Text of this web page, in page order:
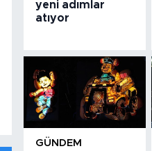
yeni adımlar
atıyor
GÜNDEM